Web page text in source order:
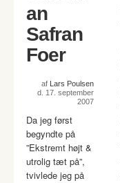
an
Safran
Foer
af Lars Poulsen
d. 17. september
2007
Da jeg først
begyndte på
”Ekstremt højt &
utrolig tæt på”,
tvivlede jeg på